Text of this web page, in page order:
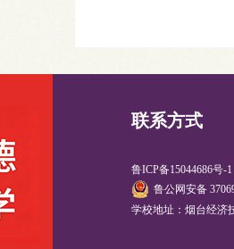
联系方式
鲁ICP备15044686号-1
鲁公网安备
学校地址：烟台经济